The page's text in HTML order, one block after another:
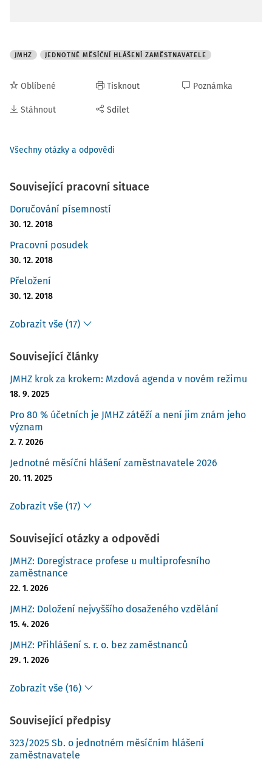
JMHZ JEDNOTNÉ MĚSÍČNÍ HLÁŠENÍ ZAMĚSTNAVATELE
Oblíbené
Stáhnout
Tisknout
Sdílet
Poznámka
Všechny otázky a odpovědi
Související pracovní situace
Doručování písemností
30. 12. 2018
Pracovní posudek
30. 12. 2018
Přeložení
30. 12. 2018
Zobrazit vše (17)
Související články
JMHZ krok za krokem: Mzdová agenda v novém režimu
18. 9. 2025
Pro 80 % účetních je JMHZ zátěží a není jim znám jeho
význam
2. 7. 2026
Jednotné měsíční hlášení zaměstnavatele 2026
20. 11. 2025
Zobrazit vše (17)
Související otázky a odpovědi
JMHZ: Doregistrace profese u multiprofesního
zaměstnance
22. 1. 2026
JMHZ: Doložení nejvyššího dosaženého vzdělání
15. 4. 2026
JMHZ: Přihlášení s. r. o. bez zaměstnanců
29. 1. 2026
Zobrazit vše (16)
Související předpisy
323/2025 Sb. o jednotném měsíčním hlášení
zaměstnavatele